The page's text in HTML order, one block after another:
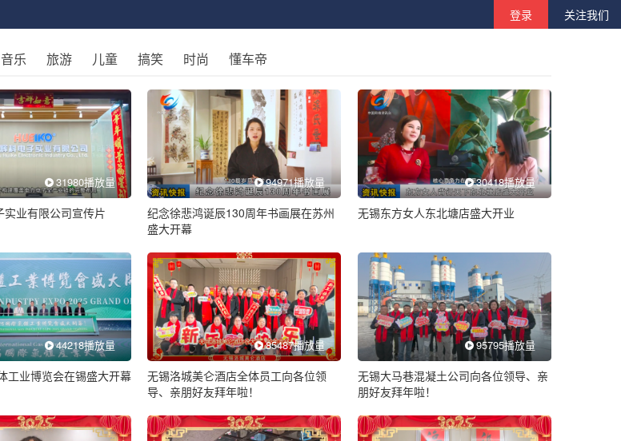
关注我们
登录
音乐 旅游 儿童 搞笑 时尚 懂车帝
31980播放量
实业有限公司宣传片
94971播放量
纪念徐悲鸿诞辰130周年书画展在苏州
盛大开幕
30418播放量
无锡东方女人东北塘店盛大开业
44218播放量
工业博览会在锡盛大开幕
85487播放量
无锡洛城美仑酒店全体员工向各位领
导、亲朋好友拜年啦！
95795播放量
无锡大马巷混凝土公司向各位领导、亲
朋好友拜年啦！